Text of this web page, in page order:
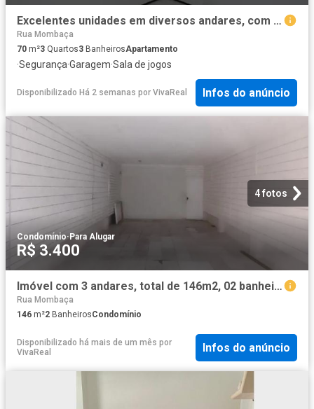
Excelentes unidades em diversos andares, com guarita, salão de festas, 03 quartos. Sendo uma suíte p
Rua Mombaça
70 m²3 Quartos3 BanheirosApartamento
·Segurança·Garagem·Sala de jogos
Disponibilizado Há 2 semanas por VivaReal Infos do anúncio
4 fotos
Condomínio·Para Alugar
R$ 3.400
Imóvel com 3 andares, total de 146m2, 02 banheiros, Centro, Fortaleza/CE
Rua Mombaça
146 m²2 BanheirosCondomínio
Disponibilizado há mais de um mês por
VivaReal
Infos do anúncio